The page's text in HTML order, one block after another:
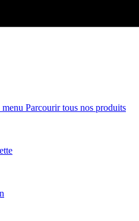
Parcourir tous nos produits